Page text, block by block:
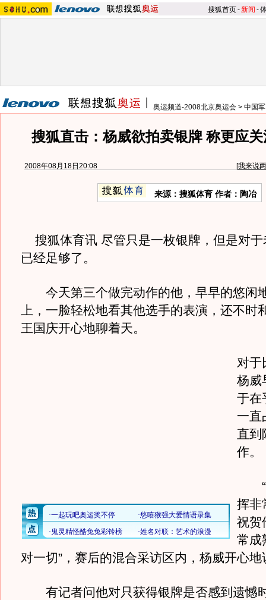
搜狐首页-新闻 -
奥运频道-2008北京奥运会 > 中国
搜狐直击：杨威欲拍卖银牌 称更应
2008年08月18日20:08 [我来说
来源：搜狐体育 作者：陶冶
搜狐体育讯 尽管只是一枚银牌，但是对于
已经足够了。
今天第三个做完动作的他，早早的悠闲
上，一脸轻松地看其他选手的表演，还不时
王国庆开心地聊着天。
对于
杨威
于在
一直
直到
作。
“
挥非
祝贺
常成
对一切”，赛后的混合采访区内，杨威开心地
有记者问他对只获得银牌是否感到遗憾